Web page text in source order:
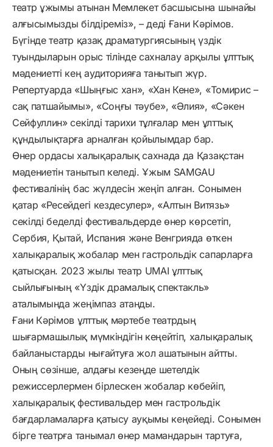
театр ұжымы атынан Мемлекет басшысына шынайы
алғысымызды білдіреміз», – деді Ғани Кәрімов.
Бүгінде театр қазақ драматургиясының үздік
туындыларын орыс тілінде сахналау арқылы ұлттық
мәдениетті кең аудиторияға танытып жүр.
Репертуарда «Шыңғыс хан», «Хан Кене», «Томирис –
сақ патшайымы», «Соңғы тәубе», «Әлия», «Сәкен
Сейфуллин» секілді тарихи тұлғалар мен ұлттық
құндылықтарға арналған қойылымдар бар.
Өнер ордасы халықаралық сахнада да Қазақстан
мәдениетін танытып келеді. Ұжым SAMGAU
фестивалінің бас жүлдесін жеңіп алған. Сонымен
қатар «Ресейдегі кездесулер», «Алтын Витязь»
секілді беделді фестивальдерде өнер көрсетіп,
Сербия, Қытай, Испания және Венгрияда өткен
халықаралық жобалар мен гастрольдік сапарларға
қатысқан. 2023 жылы театр UMAI ұлттық
сыйлығының «Үздік драмалық спектакль»
аталымында жеңімпаз атанды.
Ғани Кәрімов ұлттық мәртебе театрдың
шығармашылық мүмкіндігін кеңейтіп, халықаралық
байланыстарды нығайтуға жол ашатынын айтты.
Оның сөзінше, алдағы кезеңде шетелдік
режиссерлермен бірлескен жобалар көбейіп,
халықаралық фестивальдер мен гастрольдік
бағдарламаларға қатысу ауқымы кеңейеді. Сонымен
бірге театрға танымал өнер мамандарын тартуға,